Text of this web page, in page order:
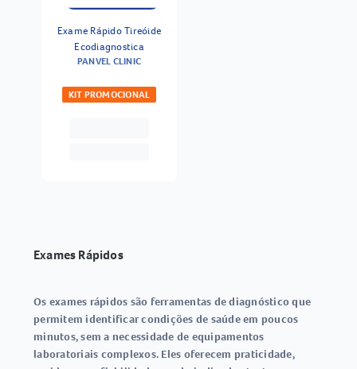
Exame Rápido Tireóide
Ecodiagnostica
PANVEL CLINIC
KIT PROMOCIONAL
Exames Rápidos
Os exames rápidos são ferramentas de diagnóstico que
permitem identificar condições de saúde em poucos
minutos, sem a necessidade de equipamentos
laboratoriais complexos. Eles oferecem praticidade,